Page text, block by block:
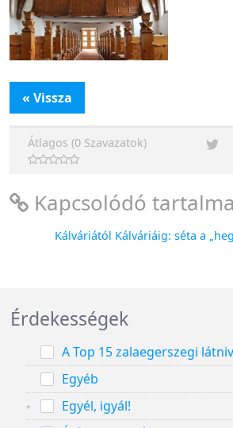
« Vissza
Átlagos (0 Szavazatok)
Kapcsolódó
Kálváriától Kálváriáig: séta a
Érdekességek
A Top 15 zalaegerszegi
Egyéb
Egyél, igyál!